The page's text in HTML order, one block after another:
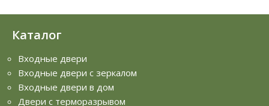
Каталог
Входные двери
Входные двери с зеркалом
Входные двери в дом
Двери с терморазрывом